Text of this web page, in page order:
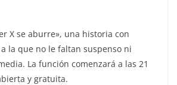
X se aburre», una historia con
la que no le faltan suspenso ni
La función comenzará a las 21
y gratuita.